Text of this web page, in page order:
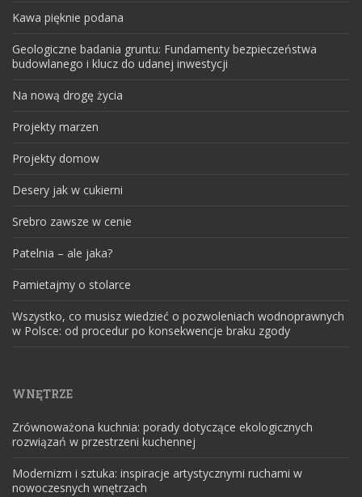
Kawa pięknie podana
Geologiczne badania gruntu: Fundamenty bezpieczeństwa
budowlanego i klucz do udanej inwestycji
Na nową drogę życia
Projekty marzen
Projekty domow
Desery jak w cukierni
Srebro zawsze w cenie
Patelnia – ale jaka?
Pamietajmy o stolarce
Wszystko, co musisz wiedzieć o pozwoleniach wodnoprawnych
w Polsce: od procedur po konsekwencje braku zgody
WNĘTRZE
Zrównoważona kuchnia: porady dotyczące ekologicznych
rozwiązań w przestrzeni kuchennej
Modernizm i sztuka: inspiracje artystycznymi ruchami w
nowoczesnych wnętrzach